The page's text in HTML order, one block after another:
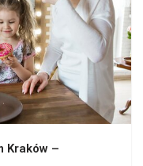
Kraków –